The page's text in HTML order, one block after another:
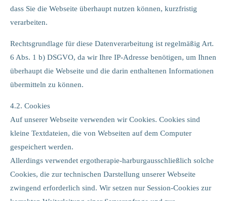
dass Sie die Webseite überhaupt nutzen können, kurzfristig
verarbeiten.
Rechtsgrundlage für diese Datenverarbeitung ist regelmäßig Art.
6 Abs. 1 b) DSGVO, da wir Ihre IP-Adresse benötigen, um Ihnen
überhaupt die Webseite und die darin enthaltenen Informationen
übermitteln zu können.
4.2. Cookies
Auf unserer Webseite verwenden wir Cookies. Cookies sind
kleine Textdateien, die von Webseiten auf dem Computer
gespeichert werden.
Allerdings verwendet ergotherapie-harburgausschließlich solche
Cookies, die zur technischen Darstellung unserer Webseite
zwingend erforderlich sind. Wir setzen nur Session-Cookies zur